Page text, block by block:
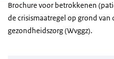
Brochure voor betrokkenen
de crisismaatregel op grond
gezondheidszorg (Wvggz).